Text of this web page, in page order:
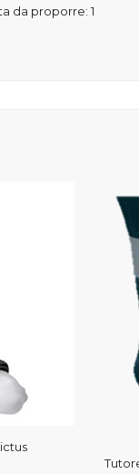
da proporre: 1